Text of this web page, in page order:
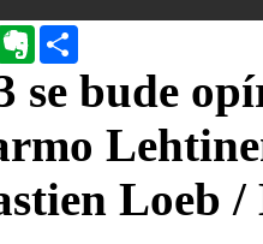
Evernote
se bude
Loeb /